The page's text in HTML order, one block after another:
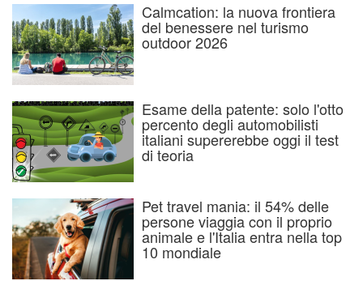
Calmcation: la nuova frontiera
del benessere nel turismo
outdoor 2026
Esame della patente: solo l'otto
percento degli automobilisti
italiani supererebbe oggi il test
di teoria
Pet travel mania: il 54% delle
persone viaggia con il proprio
animale e l'Italia entra nella top
10 mondiale